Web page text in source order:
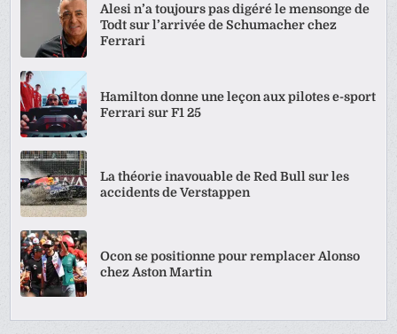
Alesi n’a toujours pas digéré le mensonge de
Todt sur l’arrivée de Schumacher chez
Ferrari
Hamilton donne une leçon aux pilotes e-sport
Ferrari sur F1 25
La théorie inavouable de Red Bull sur les
accidents de Verstappen
Ocon se positionne pour remplacer Alonso
chez Aston Martin